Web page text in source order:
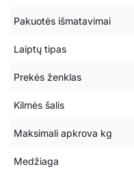
Pakuotės išmatavimai
Laiptų tipas
Prekės ženklas
Kilmės šalis
Maksimali apkrova kg
Medžiaga